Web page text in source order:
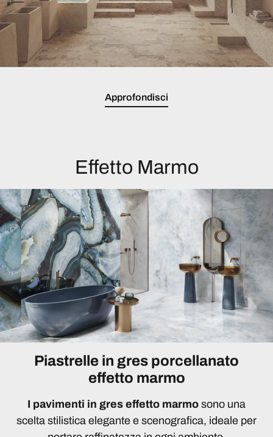
Approfondisci
Effetto Marmo
Piastrelle in gres porcellanato
effetto marmo
I pavimenti in gres effetto marmo sono una
scelta stilistica elegante e scenografica, ideale per